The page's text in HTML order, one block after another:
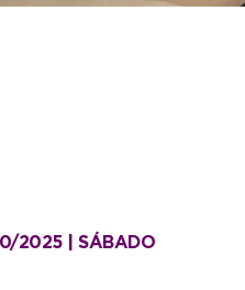
2025 | SÁBADO